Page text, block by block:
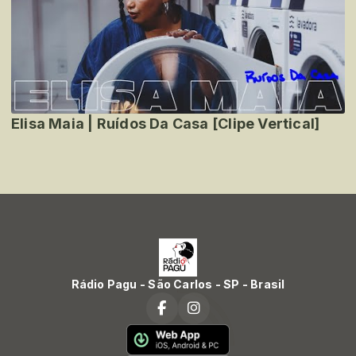
Elisa Maia | Ruídos Da Casa [Clipe Vertical]
Rádio Pagu - São Carlos - SP - Brasil